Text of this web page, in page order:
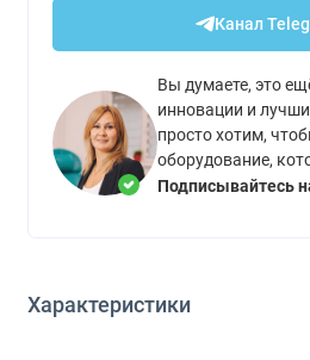
Канал
Вы думаете, это
инновации и
просто хотим,
оборудование,
Подписывайтесь
Характеристики